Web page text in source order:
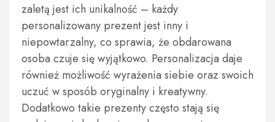
zaletą jest ich unikalność – każdy
personalizowany prezent jest inny i
niepowtarzalny, co sprawia, że obdarowana
osoba czuje się wyjątkowo. Personalizacja daje
również możliwość wyrażenia siebie oraz swoich
uczuć w sposób oryginalny i kreatywny.
Dodatkowo takie prezenty często stają się